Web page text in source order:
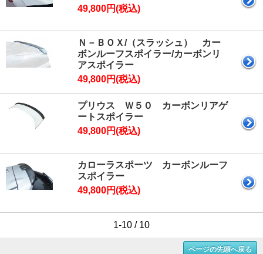
49,800円(税込)
Ｎ－ＢＯＸ/（スラッシュ） カー
ボンルーフスポイラー/カーボンリ
アスポイラー
49,800円(税込)
プリウス Ｗ５０ カーボンリアゲ
ートスポイラー
49,800円(税込)
カローラスポーツ カーボンルーフ
スポイラー
49,800円(税込)
1-10 / 10
ページの先頭へ戻る